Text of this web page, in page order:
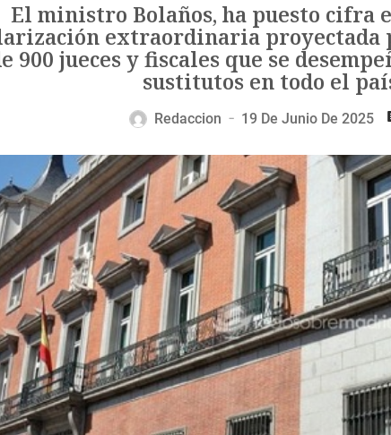
El ministro Bolaños, ha puesto cifra
extraordinaria proyectada
900 jueces y fiscales que se
sustitutos en todo el
Redaccion — 19 De Junio De 2025